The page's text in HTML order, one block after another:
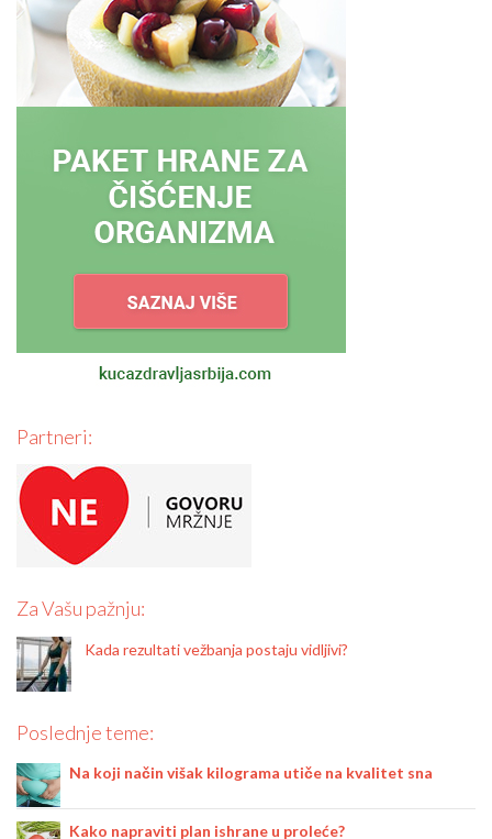
Partneri:
Za Vašu pažnju:
Kada rezultati vežbanja postaju vidljivi?
Poslednje teme:
Na koji način višak kilograma utiče na kvalitet sna
Kako napraviti plan ishrane u proleće?